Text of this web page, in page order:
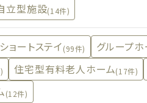
立型施設(14件)
ショートステイ(99件) グループホ
住宅型有料老人ホーム(17件)
(12件)